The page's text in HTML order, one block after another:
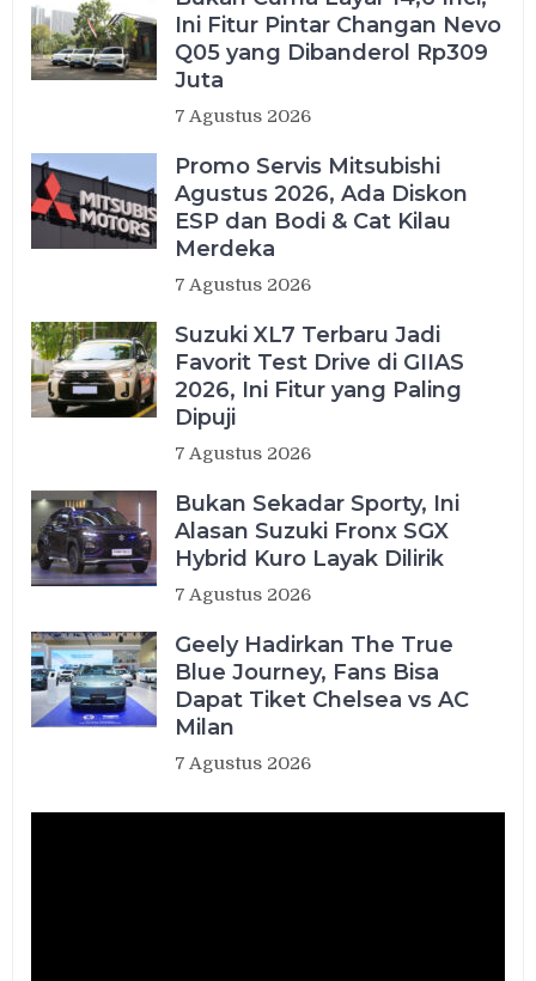
Ini Fitur Pintar Changan Nevo
Q05 yang Dibanderol Rp309
Juta
7 Agustus 2026
Promo Servis Mitsubishi
Agustus 2026, Ada Diskon
ESP dan Bodi & Cat Kilau
Merdeka
7 Agustus 2026
Suzuki XL7 Terbaru Jadi
Favorit Test Drive di GIIAS
2026, Ini Fitur yang Paling
Dipuji
7 Agustus 2026
Bukan Sekadar Sporty, Ini
Alasan Suzuki Fronx SGX
Hybrid Kuro Layak Dilirik
7 Agustus 2026
Geely Hadirkan The True
Blue Journey, Fans Bisa
Dapat Tiket Chelsea vs AC
Milan
7 Agustus 2026